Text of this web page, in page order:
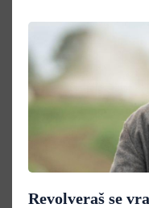
Revolveraš se